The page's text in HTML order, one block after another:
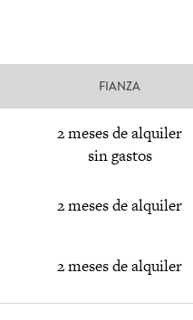
FIANZA
2 meses de alquiler
sin gastos
2 meses de alquiler
2 meses de alquiler